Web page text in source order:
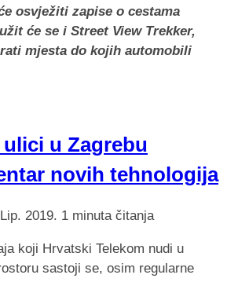
osvježiti zapise o cestama
će se i Street View Trekker,
mjesta do kojih automobili
u Zagrebu
novih tehnologija
2019. 1 minuta čitanja